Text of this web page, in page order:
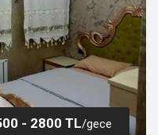
- 2800 TL/gece